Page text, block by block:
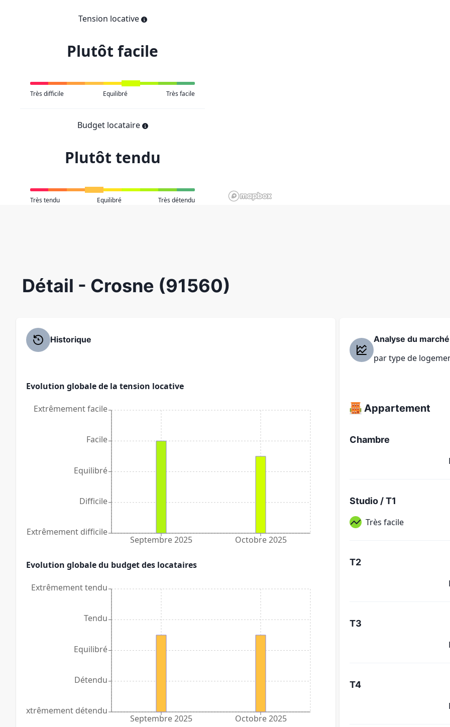
Tension locative
Plutôt facile
Très difficile Equilibré Très facile
Budget locataire
Plutôt tendu
Très tendu Equilibré Très détendu
Détail - Crosne (91560)
Historique
Evolution globale de la tension locative
Septembre 2025 Octobre 2025
Extrêmement difficile
Difficile
Equilibré
Facile
Extrêmement facile
Evolution globale du budget des locataires
Septembre 2025 Octobre 2025
Extrêmement détendu
Détendu
Equilibré
Tendu
Extrêmement tendu
Analyse du marché
par type de
Appartement
Chambre
Studio / T1
Très facile
T2
T3
T4